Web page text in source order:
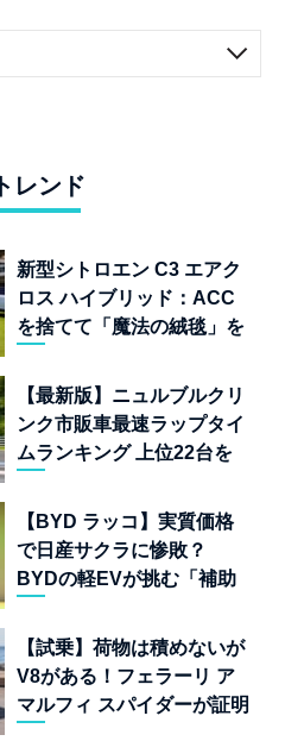
トレンド
新型シトロエン C3 エアク
ロス ハイブリッド：ACC
を捨てて「魔法の絨毯」を
児
【最新版】ニュルブルクリ
ンク市販車最速ラップタイ
ムランキング 上位22台を
【BYD ラッコ】実質価格
で日産サクラに惨敗？
BYDの軽EVが挑む「補助
界
【試乗】荷物は積めないが
V8がある！フェラーリ ア
マルフィ スパイダーが証明